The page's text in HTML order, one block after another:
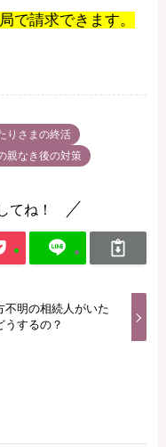
で請求できます。
りさまの終活
親なき後の対策
てね！
不明の相続人がいた
うするの？